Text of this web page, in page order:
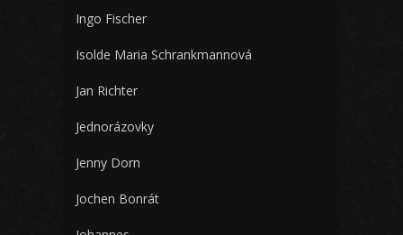
Ingo Fischer
Isolde Maria Schrankmannová
Jan Richter
Jednorázovky
Jenny Dorn
Jochen Bonrát